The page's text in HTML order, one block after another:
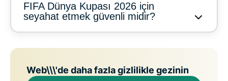
FIFA Dünya Kupası 2026 için
seyahat etmek güvenli midir?
Web\\\'de daha fazla gizlilikle gezinin